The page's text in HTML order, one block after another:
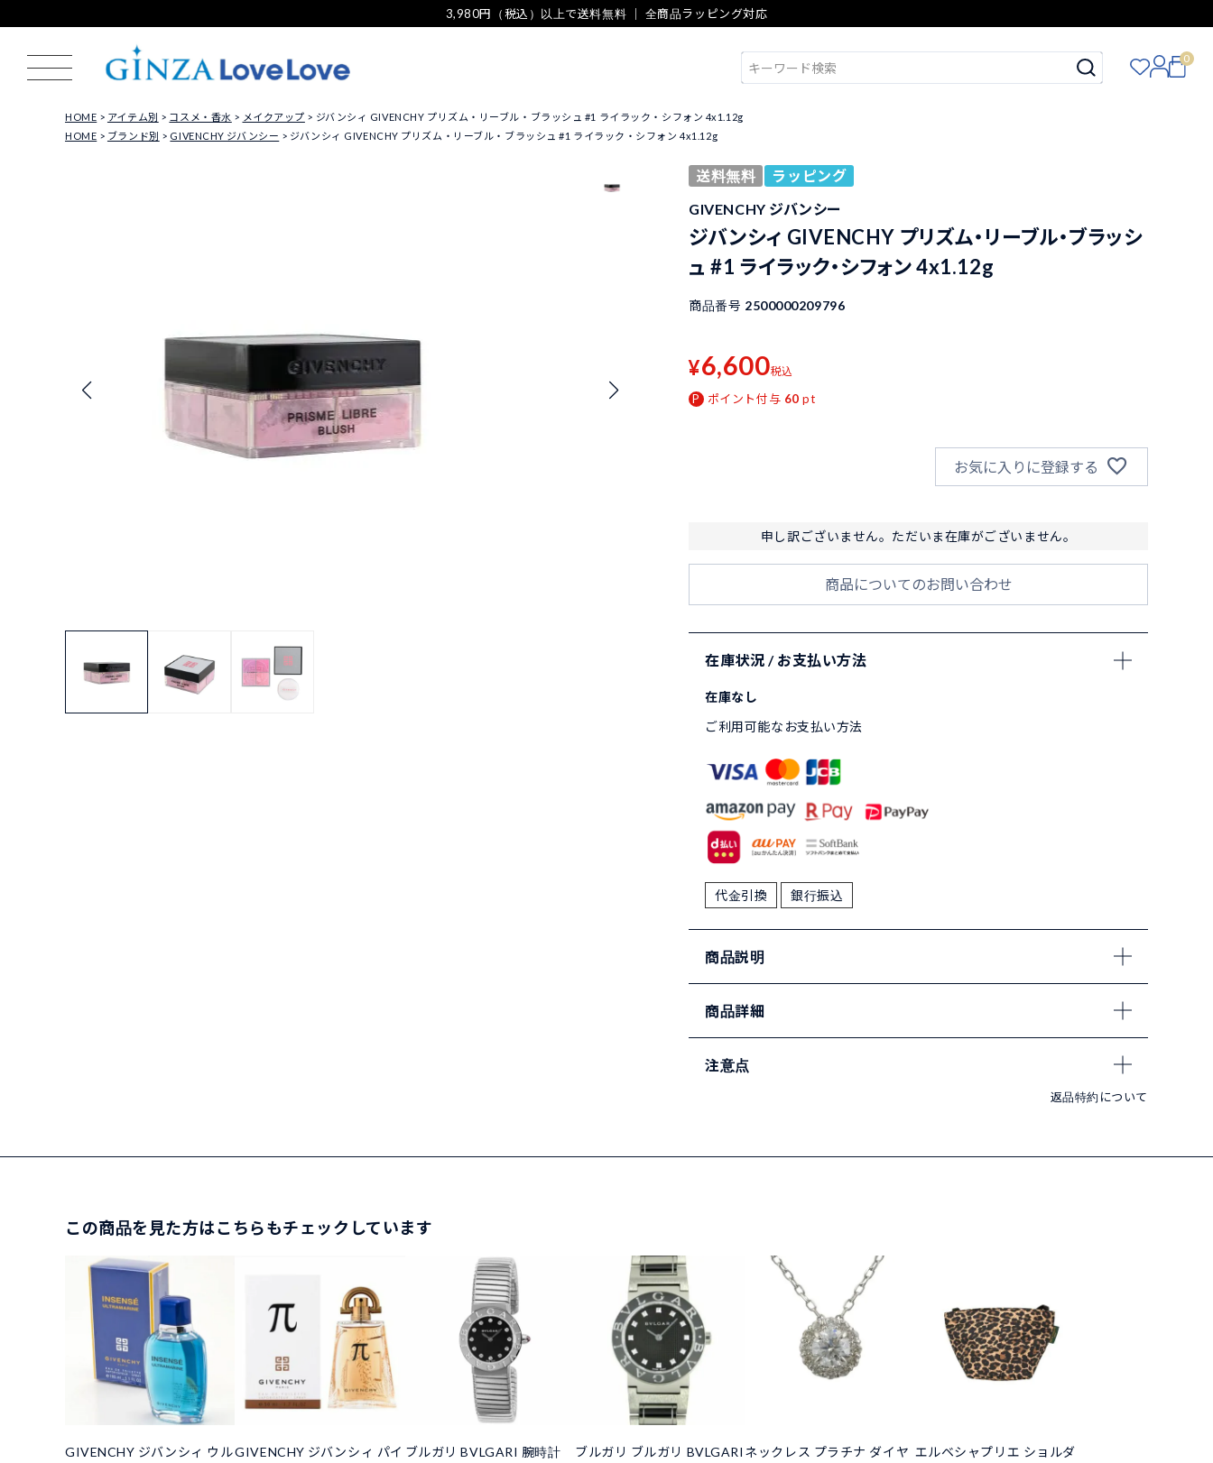
3,980円（税込）以上で送料無料 ｜ 全商品ラッピング対応
0
HOME アイテム別 コスメ・香水 メイクアップ
ジバンシィ GIVENCHY プリズム・リーブル・ブラッシュ #1 ライラック・シフォン 4x1.12g
HOME
ブランド別 GIVENCHY ジバンシー ジバンシィ GIVENCHY プリズム・リーブル・ブラッシュ #1 ライラック・シフォン 4x1.12g
送料無料
ラッピング
GIVENCHY ジバンシー
ジバンシィ GIVENCHY プリズム・リーブル・ブラッシ
ュ #1 ライラック・シフォン 4x1.12g
商品番号 2500000209796
¥6,600税込
ポイント付与 60 pt
お気に入りに登録する
申し訳ございません。ただいま在庫がございません。
商品についてのお問い合わせ
在庫状況 / お支払い方法
在庫なし
ご利用可能なお支払い方法
代金引換 銀行振込
商品説明
商品詳細
注意点
返品特約について
この商品を見た方はこちらもチェックしています
GIVENCHY ジバンシィ ウルGIVENCHY ジバンシィ パイ ブルガリ BVLGARI 腕時計
ブルガリ ブルガリ BVLGARI ネックレス プラチナ ダイヤ エルベシャプリエ ショルダ